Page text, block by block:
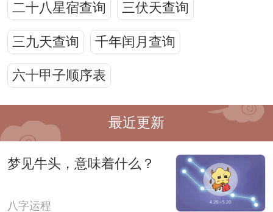
二十八星宿查询 三伏天查询
三九天查询 千年闰月查询
六十甲子顺序表
最近更新
梦见牛头，意味着什么？
八字运程